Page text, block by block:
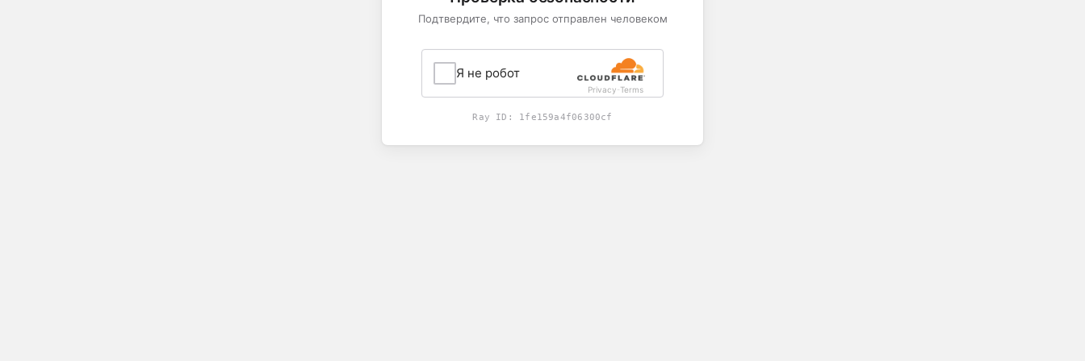
Подтвердите, что запрос отправлен человеком
Я не робот
Privacy-Terms
Ray ID: 1fe159a4f06300cf